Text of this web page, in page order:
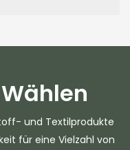
und Textilprodukte
für eine Vielzahl von